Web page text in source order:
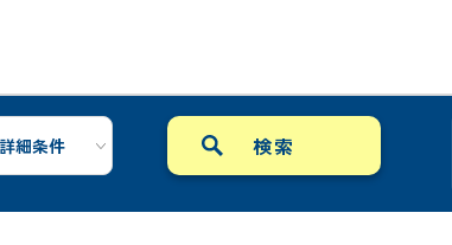
詳細条件